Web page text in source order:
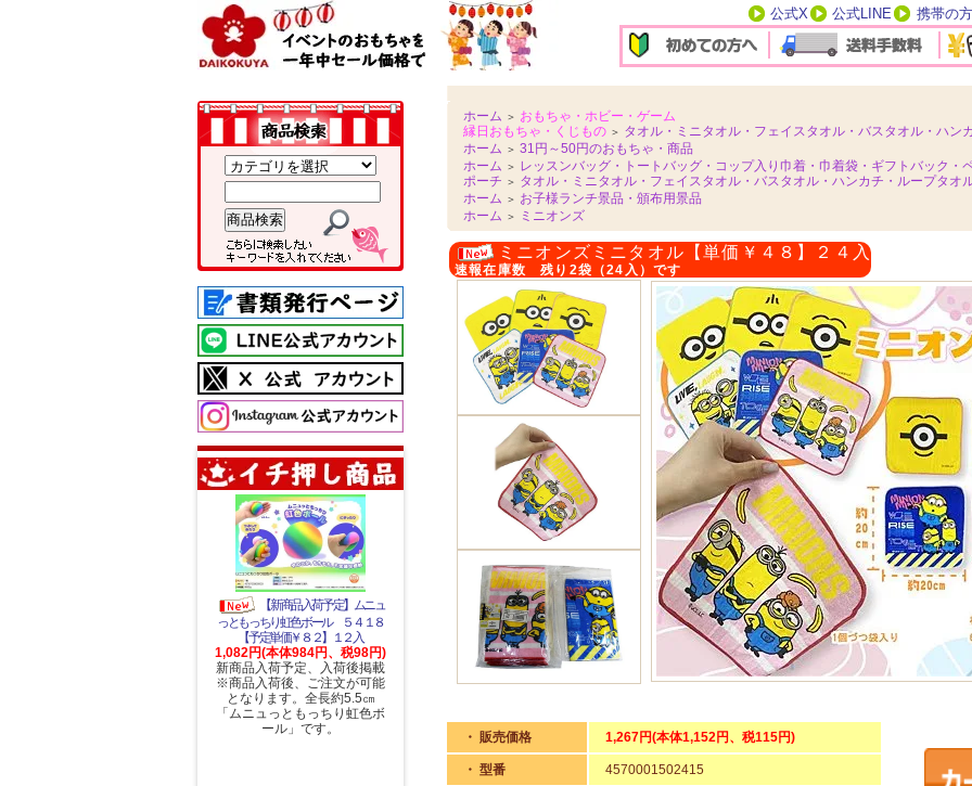
公式X 公式LINE 携帯の方
【新商品入荷予定】ムニュ
っともっちり虹色ボール ５４１８
【予定単価￥８２】１２入
1,082円(本体984円、税98円)
新商品入荷予定、入荷後掲載
※商品入荷後、ご注文が可能
となります。全長約5.5㎝
「ムニュっともっちり虹色ボ
ール」です。
ホーム ＞ おもちゃ・ホビー・ゲーム
縁日おもちゃ・くじもの ＞ タオル・ミニタオル・フェイスタオル・バスタオル・ハン
ホーム ＞ 31円～50円のおもちゃ・商品
ホーム ＞ レッスンバッグ・トートバッグ・コップ入り巾着・巾着袋・ギフトバック・
ポーチ ＞ タオル・ミニタオル・フェイスタオル・バスタオル・ハンカチ・ループタオ
ホーム ＞ お子様ランチ景品・頒布用景品
ホーム ＞ ミニオンズ
ミニオンズミニタオル【単価￥４８】２４入
速報在庫数 残り2袋（24入）です
・ 販売価格 1,267円(本体1,152円、税115円)
・ 型番 4570001502415